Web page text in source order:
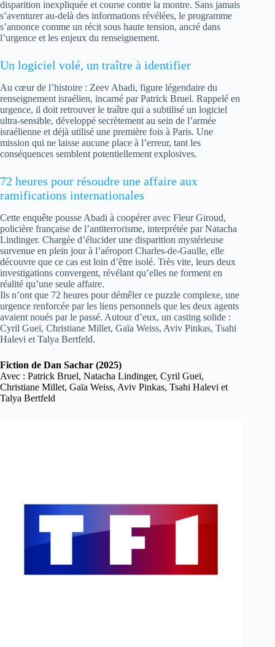
disparition inexpliquée et course contre la montre. Sans jamais
s’aventurer au-delà des informations révélées, le programme
s’annonce comme un récit sous haute tension, ancré dans
l’urgence et les enjeux du renseignement.
Un logiciel volé, un traître à identifier
Au cœur de l’histoire : Zeev Abadi, figure légendaire du
renseignement israélien, incarné par Patrick Bruel. Rappelé en
urgence, il doit retrouver le traître qui a subtilisé un logiciel
ultra-sensible, développé secrètement au sein de l’armée
israélienne et déjà utilisé une première fois à Paris. Une
mission qui ne laisse aucune place à l’erreur, tant les
conséquences semblent potentiellement explosives.
72 heures pour résoudre une affaire aux
ramifications internationales
Cette enquête pousse Abadi à coopérer avec Fleur Giroud,
policière française de l’antiterrorisme, interprétée par Natacha
Lindinger. Chargée d’élucider une disparition mystérieuse
survenue en plein jour à l’aéroport Charles-de-Gaulle, elle
découvre que ce cas est loin d’être isolé. Très vite, leurs deux
investigations convergent, révélant qu’elles ne forment en
réalité qu’une seule affaire.
Ils n’ont que 72 heures pour démêler ce puzzle complexe, une
urgence renforcée par les liens personnels que les deux agents
avaient noués par le passé. Autour d’eux, un casting solide :
Cyril Gueï, Christiane Millet, Gaïa Weiss, Aviv Pinkas, Tsahi
Halevi et Talya Bertfeld.
Fiction de Dan Sachar (2025)
Avec : Patrick Bruel, Natacha Lindinger, Cyril Gueï,
Christiane Millet, Gaïa Weiss, Aviv Pinkas, Tsahi Halevi et
Talya Bertfeld